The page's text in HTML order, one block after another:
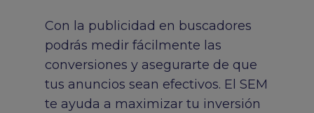
Con la publicidad en buscadores
podrás medir fácilmente las
conversiones y asegurarte de que
tus anuncios sean efectivos. El SEM
te ayuda a maximizar tu inversión